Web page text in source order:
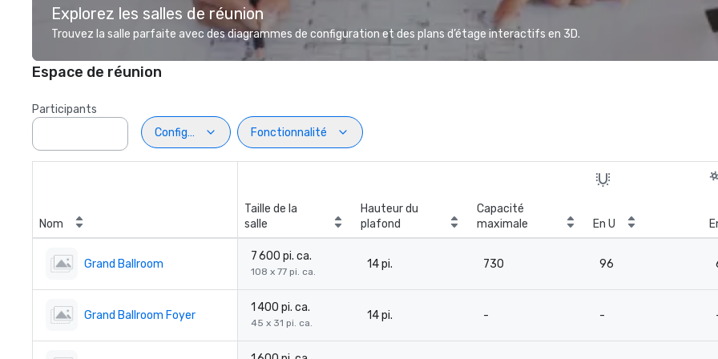
Explorez les salles de réunion
Trouvez la salle parfaite avec des diagrammes de configuration et des plans d’étage interactifs en 3D.
Espace de réunion
Participants
Configuration
Fonctionnalité
Nom
Taille de la
salle
Hauteur du
plafond
Capacité
maximale
En U
Grand Ballroom
7 600 pi. ca.
108 x 77 pi. ca.
14 pi. 730 96
Grand Ballroom Foyer
1 400 pi. ca.
45 x 31 pi. ca.
14 pi. - -